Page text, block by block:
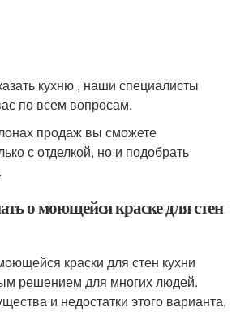
кухню , наши специалисты
по всем вопросам.
продаж вы сможете
с отделкой, но и подобрать
о моющейся краске для стен
краски для стен кухни
решением для многих людей.
и недостатки этого варианта,